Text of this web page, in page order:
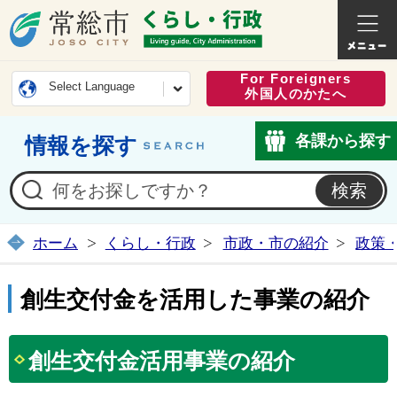
常総市公式ホームページ
くらし
Select Language
For Foreigners
外国人のかたへ
情報を探す 各課から探す
ホーム くらし・行政 市政・市の紹介 政策
創生交付金を活用した事業の紹介
創生交付金活用事業の紹介